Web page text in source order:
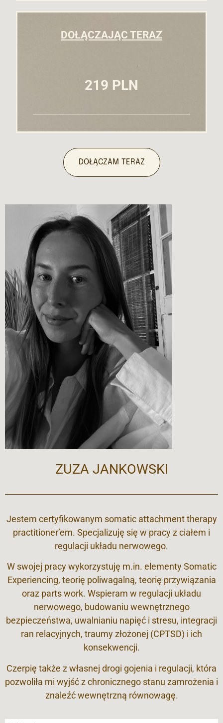
DOŁĄCZAJĄC TERAZ
219 PLN
DOŁĄCZAM TERAZ
ZUZA JANKOWSKI
Jestem certyfikowanym somatic attachment therapy
practitioner’em. Specjalizuję się w pracy z ciałem i
regulacji układu nerwowego.
W swojej pracy wykorzystuję m.in. elementy Somatic
Experiencing, teorię poliwagalną, teorię przywiązania
oraz parts work. Wspieram w regulacji układu
nerwowego, budowaniu wewnętrznego
bezpieczeństwa, uwalnianiu napięć i stresu, integracji
ran relacyjnych, traumy złożonej (CPTSD) i ich
konsekwencji.
Czerpię także z własnej drogi gojenia i regulacji, która
pozwoliła mi wyjść z chronicznego stanu zamrożenia i
znaleźć wewnętrzną równowagę.